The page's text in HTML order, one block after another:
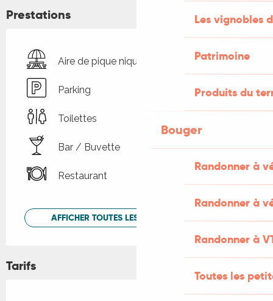
Les vignobles
Patrimoine
Produits du
Bouger
Randonner à
Randonner à
Randonner à
Toutes les
Prestations
Aire de pique nique
Parking
Toilettes
Bar / Buvette
Restaurant
AFFICHER TOUTES LES PRESTATIONS
Tarifs